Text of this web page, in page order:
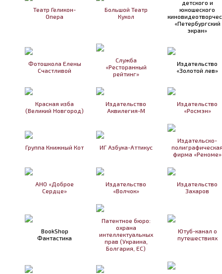
Театр Геликон-
Опера
Большой Театр
Кукол
детского и
юношеского
«Петербургский
экран»
Фотошкола Елены
Счастливой
Служба
«Ресторанный
рейтинг»
Издательство
«Золотой лев»
Красная изба
(Великий Новгород)
Издательство
Аквилегия-М
Издательство
«Росмэн»
Группа Книжный Кот ИГ Азбука-Аттикус
Издательско-
фирма «Реноме»
АНО «Доброе
Сердце»
Издательство
«Волчок»
Издательство
Захаров
BookShop
Фантастика
Патентное бюро:
охрана
интеллектуальных
прав (Украина,
Болгария, ЕС)
Ютуб-канал о
путешествиях